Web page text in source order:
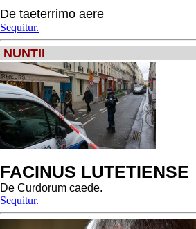
De taeterrimo aere
Sequitur.
NUNTII
FACINUS LUTETIENSE
De Curdorum caede.
Sequitur.